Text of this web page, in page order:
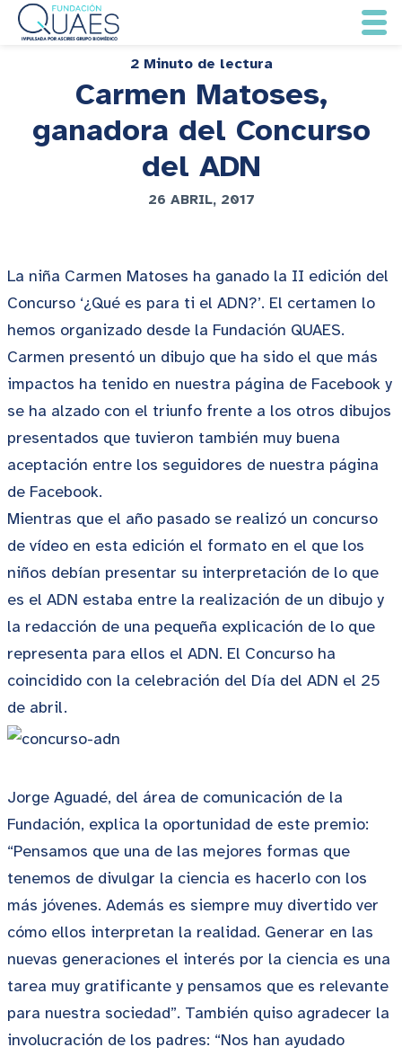
2 Minuto de lectura
Carmen Matoses,
ganadora del Concurso
del ADN
26 ABRIL, 2017
La niña Carmen Matoses ha ganado la II edición del
Concurso ‘¿Qué es para ti el ADN?’. El certamen lo
hemos organizado desde la Fundación QUAES.
Carmen presentó un dibujo que ha sido el que más
impactos ha tenido en nuestra página de Facebook y
se ha alzado con el triunfo frente a los otros dibujos
presentados que tuvieron también muy buena
aceptación entre los seguidores de nuestra página
de Facebook.
Mientras que el año pasado se realizó un concurso
de vídeo en esta edición el formato en el que los
niños debían presentar su interpretación de lo que
es el ADN estaba entre la realización de un dibujo y
la redacción de una pequeña explicación de lo que
representa para ellos el ADN. El Concurso ha
coincidido con la celebración del Día del ADN el 25
de abril.
Jorge Aguadé, del área de comunicación de la
Fundación, explica la oportunidad de este premio:
“Pensamos que una de las mejores formas que
tenemos de divulgar la ciencia es hacerlo con los
más jóvenes. Además es siempre muy divertido ver
cómo ellos interpretan la realidad. Generar en las
nuevas generaciones el interés por la ciencia es una
tarea muy gratificante y pensamos que es relevante
para nuestra sociedad”. También quiso agradecer la
involucración de los padres: “Nos han ayudado